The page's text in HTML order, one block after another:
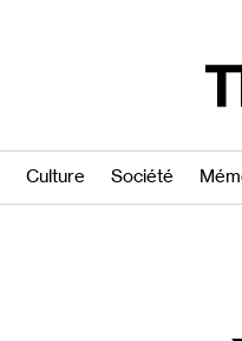
Culture Société